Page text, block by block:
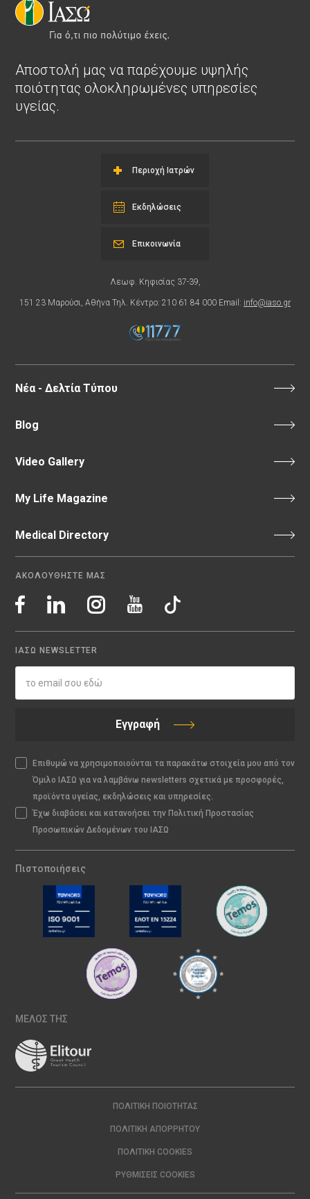
Αποστολή μας να παρέχουμε υψηλής
ποιότητας ολοκληρωμένες υπηρεσίες
υγείας.
Περιοχή Ιατρών
Εκδηλώσεις
Λεωφ. Κηφισίας 37-39,
151 23 Μαρούσι, Αθήνα Τηλ. Κέντρο: 210 61 84 000 Email: info@iaso.gr
Επικοινωνία
Νέα - Δελτία Τύπου
Blog
Video Gallery
My Life Magazine
Medical Directory
ΑΚΟΛΟΥΘΗΣΤΕ ΜΑΣ
ΙΑΣΩ NEWSLETTER
Εγγραφή
Επιθυμώ να χρησιμοποιούνται τα παρακάτω στοιχεία μου από τον
Όμιλο ΙΑΣΩ για να λαμβάνω newsletters σχετικά με προσφορές,
προϊόντα υγείας, εκδηλώσεις και υπηρεσίες.
Έχω διαβάσει και κατανοήσει την Πολιτική Προστασίας
Προσωπικών Δεδομένων του ΙΑΣΩ
Πιστοποιήσεις
ΜΕΛΟΣ ΤΗΣ
ΠΟΛΙΤΙΚΉ ΠΟΙΌΤΗΤΑΣ
ΠΟΛΙΤΙΚΉ ΑΠΟΡΡΉΤΟΥ
ΠΟΛΙΤΙΚΉ COOKIES
ΡΥΘΜΊΣΕΙΣ COOKIES